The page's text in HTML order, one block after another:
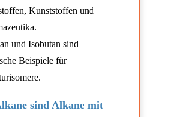
Kunststoffen und
und Isobutan sind
Beispiele für
sind Alkane mit